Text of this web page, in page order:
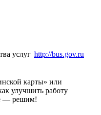
http://bus.gov.ru
карты» или
улучшить работу
— решим!